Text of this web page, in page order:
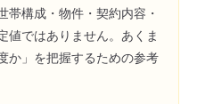
帯構成・物件・契約内容・
値ではありません。あくま
か」を把握するための参考